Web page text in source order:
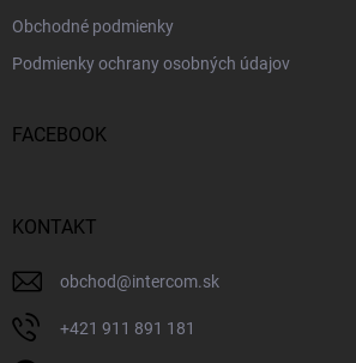
Obchodné podmienky
Podmienky ochrany osobných údajov
FACEBOOK
KONTAKT
obchod@intercom.sk
+421 911 891 181